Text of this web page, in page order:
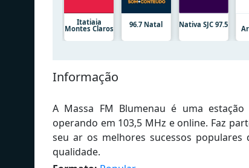
Itatiaia
Montes Claros 96.7 Natal Nativa SJC 97.5
Informação
A Massa FM Blumenau é uma
operando em 103,5 MHz e online. Faz
seu ar os melhores sucessos
qualidade.